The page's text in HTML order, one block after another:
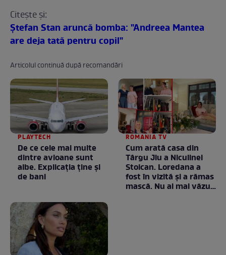
Citeşte şi:
Ştefan Stan aruncă bomba: "Andreea Mantea
are deja tată pentru copil"
Articolul continuă după recomandări
PLAYTECH
De ce cele mai multe
dintre avioane sunt
albe. Explicația ține și
de bani
ROMANIA TV
Cum arată casa din
Târgu Jiu a Niculinei
Stoican. Loredana a
fost în vizită și a rămas
mască. Nu ai mai văzut